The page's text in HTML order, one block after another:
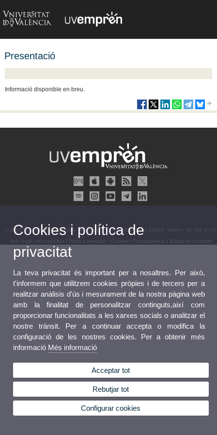
Presentació
Informació disponible en breu.
© 2026 UV. - Carrer Albalat dels Tarongers, nº 3 baix 46021 VALÈNCIA. Telèfon: 96 398 34 72
Avís legal Accessibilitat Política privacitat Cookies Transparència Bústia de contacte
Cookies i política de
privacitat
La teva privacitat és important per a nosaltres. Per això,
t'informem que utilitzem cookies pròpies i de tercers per a
realitzar anàlisis d'ús i mesurament de la nostra pàgina web
amb la finalitat de personalitzar continguts,així com
proporcionar funcionalitats a les xarxes socials o analitzar el
nostre trànsit. Per a continuar accepta o modifica la
configuració de les nostres cookies. Per a obtenir més
informació Més informació
Acceptar tot
Rebutjar tot
Configurar cookies